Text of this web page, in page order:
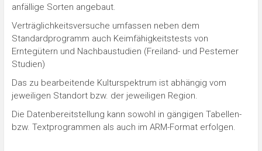
anfällige Sorten angebaut.
Verträglichkeitsversuche umfassen neben dem
Standardprogramm auch Keimfähigkeitstests von
Erntegütern und Nachbaustudien (Freiland- und Pestemer
Studien)
Das zu bearbeitende Kulturspektrum ist abhängig vom
jeweiligen Standort bzw. der jeweiligen Region.
Die Datenbereitstellung kann sowohl in gängigen Tabellen-
bzw. Textprogrammen als auch im ARM-Format erfolgen.